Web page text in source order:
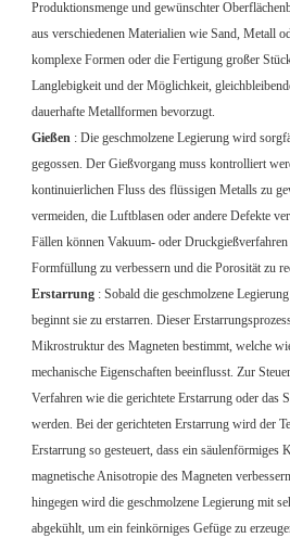
Produktionsmenge und gewünschter
aus verschiedenen Materialien wie Sand, Metall
komplexe Formen oder die Fertigung großer
Langlebigkeit und der Möglichkeit,
dauerhafte Metallformen bevorzugt.
Gießen : Die geschmolzene Legierung wird
gegossen. Der Gießvorgang muss kontrolliert
kontinuierlichen Fluss des flüssigen Metalls zu
vermeiden, die Luftblasen oder andere Defekte
Fällen können Vakuum- oder
Formfüllung zu verbessern und die Porosität zu
Erstarrung : Sobald die geschmolzene
beginnt sie zu erstarren. Dieser
Mikrostruktur des Magneten bestimmt, welche
mechanische Eigenschaften beeinflusst. Zur
Verfahren wie die gerichtete Erstarrung oder das
werden. Bei der gerichteten Erstarrung wird der
Erstarrung so gesteuert, dass ein säulenförmiges
magnetische Anisotropie des Magneten
hingegen wird die geschmolzene Legierung mit
abgekühlt, um ein feinkörniges Gefüge zu